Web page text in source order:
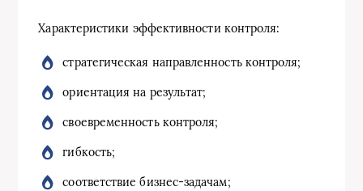
Характеристики эффективности контроля:
стратегическая направленность контроля;
ориентация на результат;
своевременность контроля;
гибкость;
соответствие бизнес-задачам;